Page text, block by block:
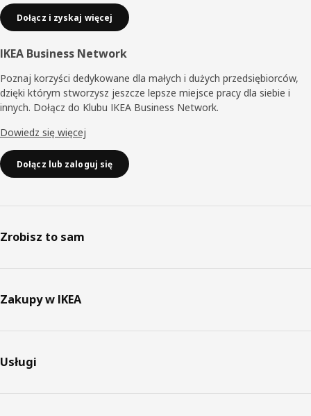
Dołącz i zyskaj więcej
IKEA Business Network
Poznaj korzyści dedykowane dla małych i dużych przedsiębiorców,
dzięki którym stworzysz jeszcze lepsze miejsce pracy dla siebie i
innych. Dołącz do Klubu IKEA Business Network.
Dowiedz się więcej
Dołącz lub zaloguj się
Zrobisz to sam
Zakupy w IKEA
Usługi